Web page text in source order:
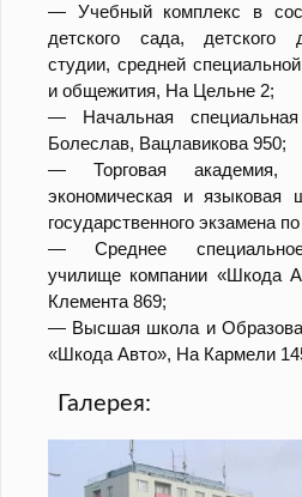
— Учебный комплекс в
детского сада, детского
студии, средней
и общежития, На Цельне 2;
— Начальная
Болеслав, Вацлавикова 950;
— Торговая академия,
экономическая и
государственного экзамена
— Среднее специальное
училище компании «Шкода
Клемента 869;
— Высшая школа и
«Шкода Авто», На Кармели
Галерея: